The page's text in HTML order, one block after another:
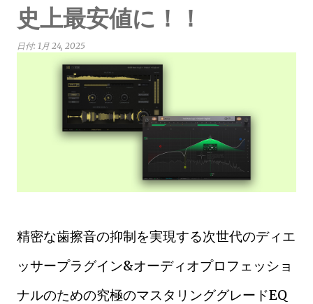
史上最安値に！！
日付: 1月 24, 2025
精密な歯擦音の抑制を実現する次世代のディエ
ッサープラグイン&オーディオプロフェッショ
ナルのための究極のマスタリンググレードEQ